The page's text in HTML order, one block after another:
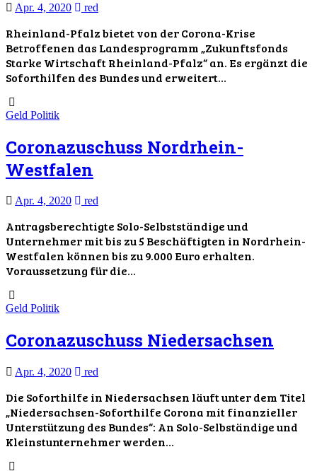
Apr. 4, 2020 red
Rheinland-Pfalz bietet von der Corona-Krise
Betroffenen das Landesprogramm „Zukunftsfonds
Starke Wirtschaft Rheinland-Pfalz“ an. Es ergänzt die
Soforthilfen des Bundes und erweitert…
Geld Politik
Coronazuschuss Nordrhein-
Westfalen
Apr. 4, 2020 red
Antragsberechtigte Solo-Selbstständige und
Unternehmer mit bis zu 5 Beschäftigten in Nordrhein-
Westfalen können bis zu 9.000 Euro erhalten.
Voraussetzung für die…
Geld Politik
Coronazuschuss Niedersachsen
Apr. 4, 2020 red
Die Soforthilfe in Niedersachsen läuft unter dem Titel
„Niedersachsen-Soforthilfe Corona mit finanzieller
Unterstützung des Bundes“: An Solo-Selbständige und
Kleinstunternehmer werden…